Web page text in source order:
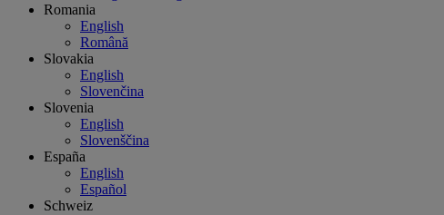
Romania
English
Română
Slovakia
English
Slovenčina
Slovenia
English
Slovenščina
España
English
Español
Schweiz